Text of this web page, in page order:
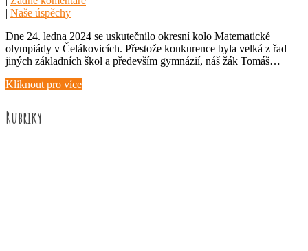
| Naše úspěchy
Dne 24. ledna 2024 se uskutečnilo okresní kolo Matematické
olympiády v Čelákovicích. Přestože konkurence byla velká z řad
jiných základních škol a především gymnázií, náš žák Tomáš…
Kliknout pro více
Rubriky